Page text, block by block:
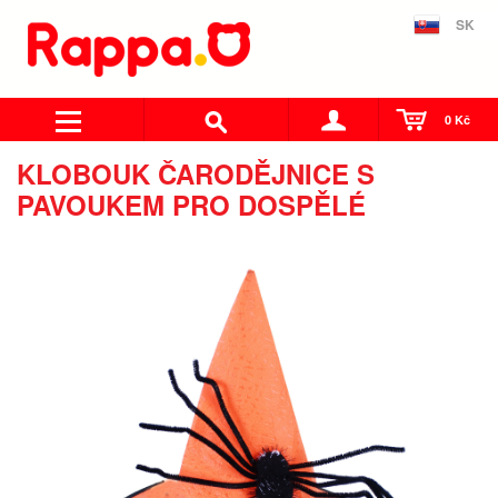
SK
0 Kč
KLOBOUK ČARODĚJNICE S
PAVOUKEM PRO DOSPĚLÉ